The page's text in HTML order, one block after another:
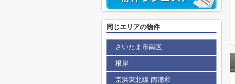
同じエリアの物件
さいたま市南区
根岸
京浜東北線 南浦和